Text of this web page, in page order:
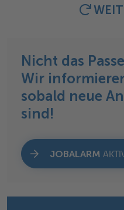
Nicht das
Wir
sobald neue
sind!
JOBALARM